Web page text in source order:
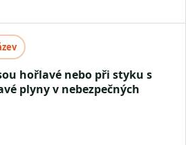
plyny v nebezpečných